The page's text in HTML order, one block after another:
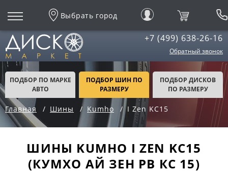
Выбрать город
+7 (499) 638-26-16
Обратный звонок
ПОДБОР ПО МАРКЕ
АВТО
ПОДБОР ШИН ПО
РАЗМЕРУ
ПОДБОР ДИСКОВ
ПО РАЗМЕРУ
Главная Шины Kumho I Zen KC15
ШИНЫ KUMHO I ZEN KC15
(КУМХО АЙ ЗЕН РВ КС 15)